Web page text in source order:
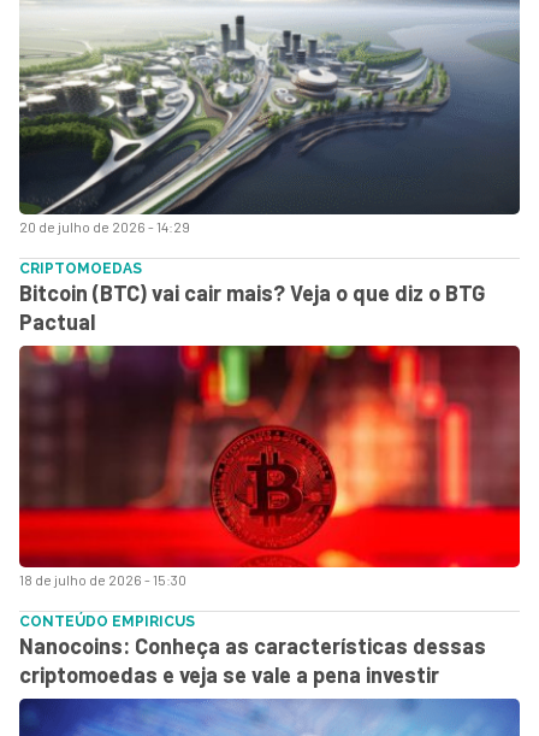
20 de julho de 2026 - 14:29
18 de julho de 2026 - 15:30
CRIPTOMOEDAS
Bitcoin (BTC) vai cair mais? Veja o que diz o BTG
Pactual
CONTEÚDO EMPIRICUS
Nanocoins: Conheça as características dessas
criptomoedas e veja se vale a pena investir